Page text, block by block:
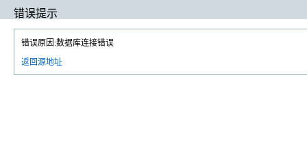
错误提示
错误原因:数据库连接错误
返回源地址